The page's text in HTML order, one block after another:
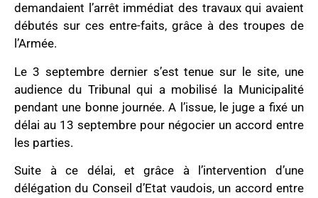
demandaient l’arrêt immédiat des travaux qui avaient
débutés sur ces entre-faits, grâce à des troupes de
l’Armée.
Le 3 septembre dernier s’est tenue sur le site, une
audience du Tribunal qui a mobilisé la Municipalité
pendant une bonne journée. A l’issue, le juge a fixé un
délai au 13 septembre pour négocier un accord entre
les parties.
Suite à ce délai, et grâce à l’intervention d’une
délégation du Conseil d’Etat vaudois, un accord entre